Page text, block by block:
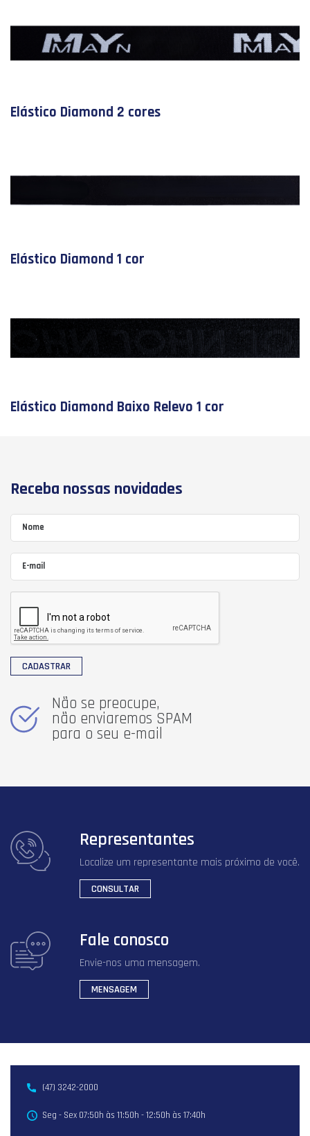
Elástico Diamond 2 cores
Elástico Diamond 1 cor
Elástico Diamond Baixo Relevo 1 cor
Receba nossas novidades
CADASTRAR
Não se preocupe,
não enviaremos SPAM
para o seu e-mail
Representantes
Localize um representante mais próximo de você.
CONSULTAR
Fale conosco
Envie-nos uma mensagem.
MENSAGEM
(47) 3242-2000
Seg - Sex 07:50h às 11:50h - 12:50h às 17:40h